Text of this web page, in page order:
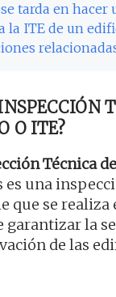
tarda en hacer
la ITE de un
O ITE?
Técnica
es una
que se realiza
garantizar la
de las